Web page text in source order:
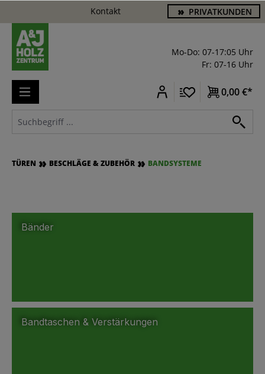
Kontakt PRIVATKUNDEN
Mo-Do: 07-17:05 Uhr
Fr: 07-16 Uhr
0,00 €*
TÜREN BESCHLÄGE & ZUBEHÖR BANDSYSTEME
Bänder
Bandtaschen & Verstärkungen